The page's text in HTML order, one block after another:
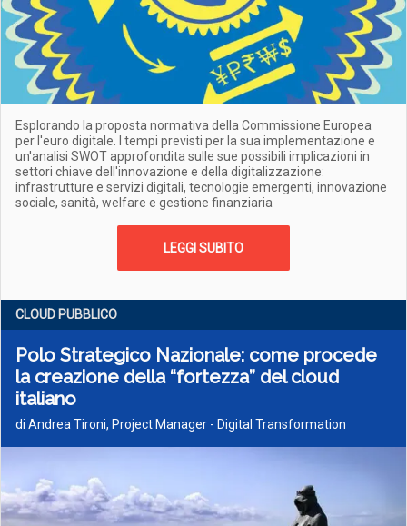
Esplorando la proposta normativa della Commissione Europea
per l'euro digitale. I tempi previsti per la sua implementazione e
un'analisi SWOT approfondita sulle sue possibili implicazioni in
settori chiave dell'innovazione e della digitalizzazione:
infrastrutture e servizi digitali, tecnologie emergenti, innovazione
sociale, sanità, welfare e gestione finanziaria
LEGGI SUBITO
CLOUD PUBBLICO
Polo Strategico Nazionale: come procede
la creazione della “fortezza” del cloud
italiano
di Andrea Tironi, Project Manager - Digital Transformation